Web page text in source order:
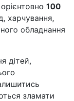
100
харчування,
обладнання
дітей,
зламати